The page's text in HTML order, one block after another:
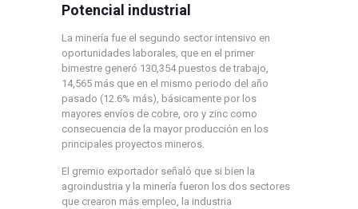
Potencial industrial
La minería fue el segundo sector intensivo en
oportunidades laborales, que en el primer
bimestre generó 130,354 puestos de trabajo,
14,565 más que en el mismo periodo del año
pasado (12.6% más), básicamente por los
mayores envíos de cobre, oro y zinc como
consecuencia de la mayor producción en los
principales proyectos mineros.
El gremio exportador señaló que si bien la
agroindustria y la minería fueron los dos sectores
que crearon más empleo, la industria